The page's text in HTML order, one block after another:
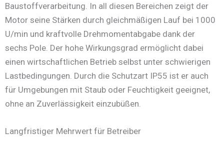
Baustoffverarbeitung. In all diesen Bereichen zeigt der
Motor seine Stärken durch gleichmäßigen Lauf bei 1000
U/min und kraftvolle Drehmomentabgabe dank der
sechs Pole. Der hohe Wirkungsgrad ermöglicht dabei
einen wirtschaftlichen Betrieb selbst unter schwierigen
Lastbedingungen. Durch die Schutzart IP55 ist er auch
für Umgebungen mit Staub oder Feuchtigkeit geeignet,
ohne an Zuverlässigkeit einzubüßen.
Langfristiger Mehrwert für Betreiber